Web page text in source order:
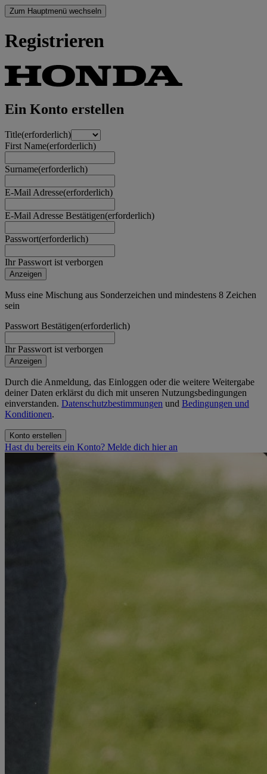
Zum Hauptmenü wechseln
Registrieren
Ein Konto erstellen
Title(erforderlich)
First Name(erforderlich)
Surname(erforderlich)
E-Mail Adresse(erforderlich)
E-Mail Adresse Bestätigen(erforderlich)
Passwort(erforderlich)
Ihr Passwort ist verborgen
Anzeigen
Muss eine Mischung aus Sonderzeichen und mindestens 8 Zeichen
sein
Passwort Bestätigen(erforderlich)
Ihr Passwort ist verborgen
Anzeigen
Durch die Anmeldung, das Einloggen oder die weitere Weitergabe
deiner Daten erklärst du dich mit unseren Nutzungsbedingungen
einverstanden. Datenschutzbestimmungen und Bedingungen und
Konditionen.
Konto erstellen
Hast du bereits ein Konto? Melde dich hier an